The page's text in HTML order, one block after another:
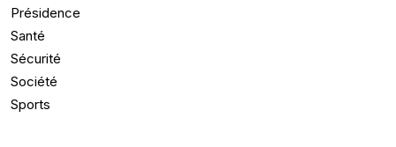
Présidence
Santé
Sécurité
Société
Sports